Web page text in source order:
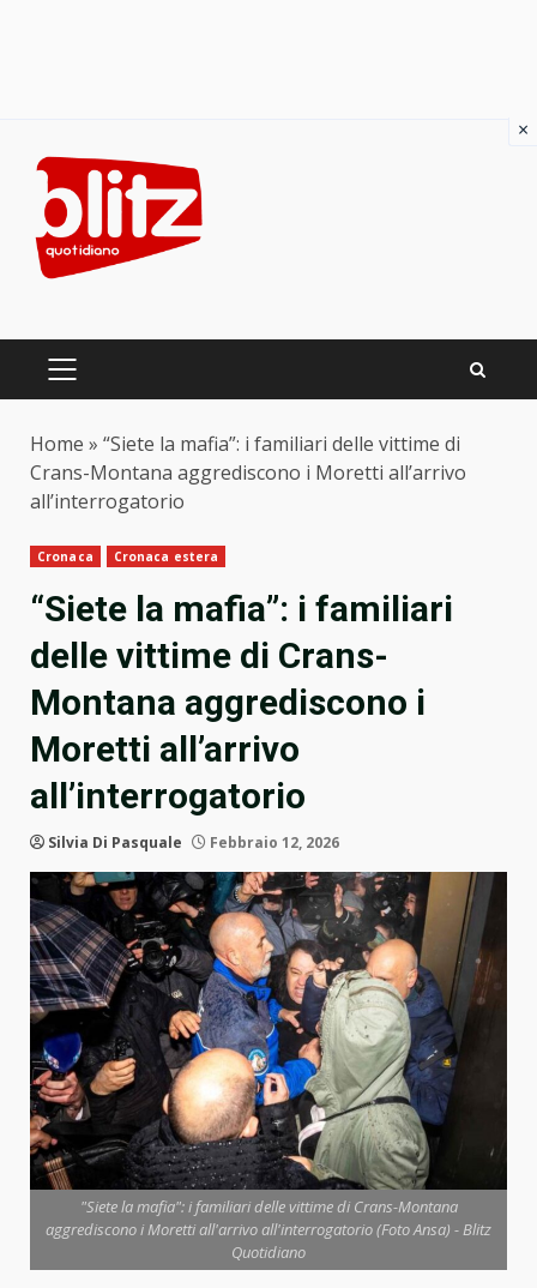
content
PRIMARY
Home » “Siete la mafia”: i familiari delle vittime di
Crans-Montana aggrediscono i Moretti all’arrivo
all’interrogatorio
Cronaca Cronaca estera
“Siete la mafia”: i familiari
delle vittime di Crans-
Montana aggrediscono i
Moretti all’arrivo
all’interrogatorio
Silvia Di Pasquale Febbraio 12, 2026
"Siete la mafia": i familiari delle vittime di Crans-Montana
aggrediscono i Moretti all'arrivo all'interrogatorio (Foto Ansa) - Blitz
Quotidiano
×